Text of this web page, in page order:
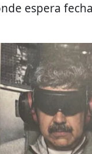
espera